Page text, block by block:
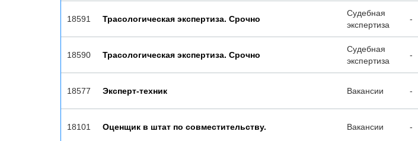
18591 Трасологическая экспертиза. Срочно
Судебная
экспертиза
-
18590 Трасологическая экспертиза. Срочно
Судебная
экспертиза
-
18577 Эксперт-техник Вакансии -
18101 Оценщик в штат по совместительству. Вакансии -